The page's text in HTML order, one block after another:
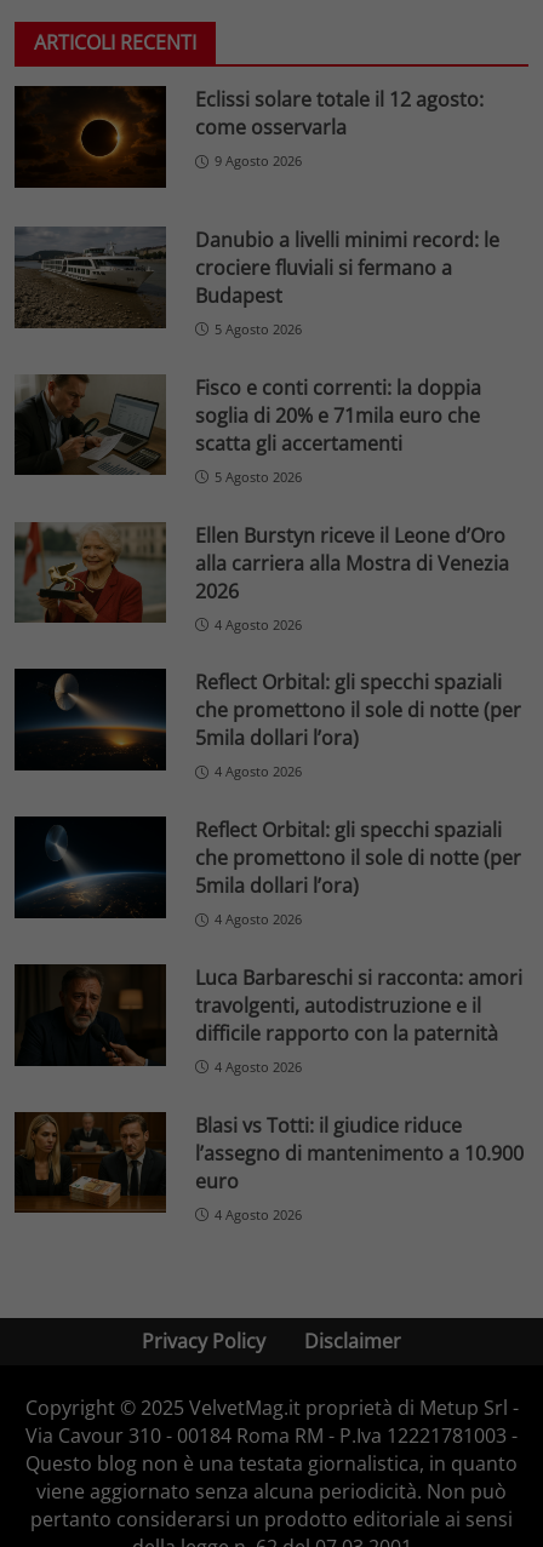
ARTICOLI RECENTI
Eclissi solare totale il 12 agosto:
come osservarla
9 Agosto 2026
Danubio a livelli minimi record: le
crociere fluviali si fermano a
Budapest
5 Agosto 2026
Fisco e conti correnti: la doppia
soglia di 20% e 71mila euro che
scatta gli accertamenti
5 Agosto 2026
Ellen Burstyn riceve il Leone d’Oro
alla carriera alla Mostra di Venezia
2026
4 Agosto 2026
Reflect Orbital: gli specchi spaziali
che promettono il sole di notte (per
5mila dollari l’ora)
4 Agosto 2026
Reflect Orbital: gli specchi spaziali
che promettono il sole di notte (per
5mila dollari l’ora)
4 Agosto 2026
Luca Barbareschi si racconta: amori
travolgenti, autodistruzione e il
difficile rapporto con la paternità
4 Agosto 2026
Blasi vs Totti: il giudice riduce
l’assegno di mantenimento a 10.900
euro
4 Agosto 2026
Privacy Policy Disclaimer
Copyright © 2025 VelvetMag.it proprietà di Metup Srl -
Via Cavour 310 - 00184 Roma RM - P.Iva 12221781003 -
Questo blog non è una testata giornalistica, in quanto
viene aggiornato senza alcuna periodicità. Non può
pertanto considerarsi un prodotto editoriale ai sensi